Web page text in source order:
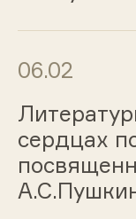
06.02
сердцах